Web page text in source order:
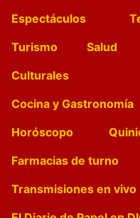
Espectáculos
Turismo
Salud
Culturales
Cocina y Gastronomía
Horóscopo
Farmacias de turno
Transmisiones en vivo